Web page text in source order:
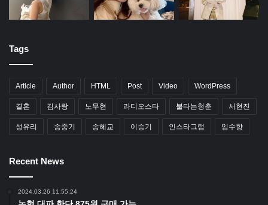
Tags
Article Author HTML Post Video WordPress
결혼 김사랑 노무현 라디오스타 불타는청춘 서현진
성유리 송중기 송혜교 이승기 인스타그램 임수향
Recent News
2024.03.26 11:55:24